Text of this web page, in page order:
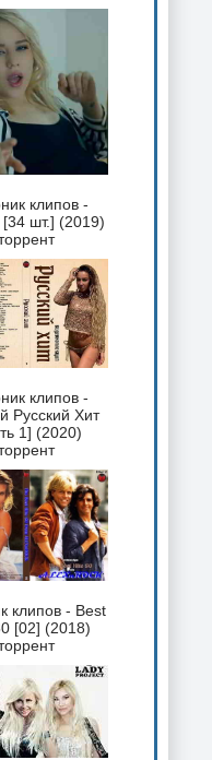
клипов -
[34 шт.] (2019)
клипов -
Русский Хит
1] (2020)
клипов - Best
[02] (2018)